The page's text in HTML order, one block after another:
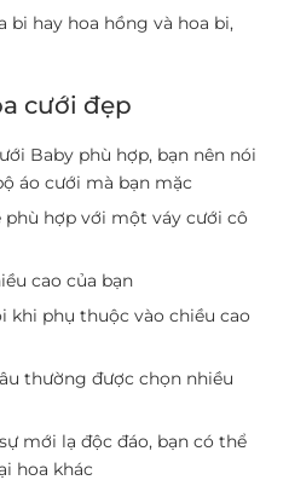
bi hay hoa hồng và hoa bi,
cưới đẹp
Baby phù hợp, bạn nên nói
áo cưới mà bạn mặc
hợp với một váy cưới cô
cao của bạn
khi phụ thuộc vào chiều cao
thường được chọn nhiều
mới lạ độc đáo, bạn có thể
hoa khác